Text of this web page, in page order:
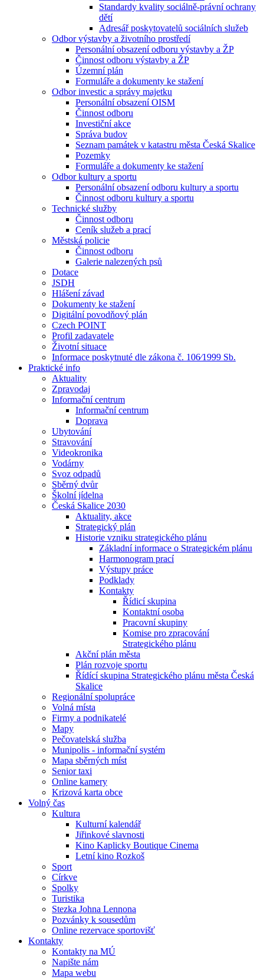
Standardy kvality sociálně-právní ochrany
dětí
Adresář poskytovatelů sociálních služeb
Odbor výstavby a životního prostředí
Personální obsazení odboru výstavby a ŽP
Činnost odboru výstavby a ŽP
Územní plán
Formuláře a dokumenty ke stažení
Odbor investic a správy majetku
Personální obsazení OISM
Činnost odboru
Investiční akce
Správa budov
Seznam památek v katastru města Česká Skalice
Pozemky
Formuláře a dokumenty ke stažení
Odbor kultury a sportu
Personální obsazení odboru kultury a sportu
Činnost odboru kultury a sportu
Technické služby
Činnost odboru
Ceník služeb a prací
Městská policie
Činnost odboru
Galerie nalezených psů
Dotace
JSDH
Hlášení závad
Dokumenty ke stažení
Digitální povodňový plán
Czech POINT
Profil zadavatele
Životní situace
Informace poskytnuté dle zákona č. 106⁄1999 Sb.
Praktické info
Aktuality
Zpravodaj
Informační centrum
Informační centrum
Doprava
Ubytování
Stravování
Videokronika
Vodárny
Svoz odpadů
Sběrný dvůr
Školní jídelna
Česká Skalice 2030
Aktuality, akce
Strategický plán
Historie vzniku strategického plánu
Základní informace o Strategickém plánu
Harmonogram prací
Výstupy práce
Podklady
Kontakty
Řídicí skupina
Kontaktní osoba
Pracovní skupiny
Komise pro zpracování
Strategického plánu
Akční plán města
Plán rozvoje sportu
Řídící skupina Strategického plánu města Česká
Skalice
Regionální spolupráce
Volná místa
Firmy a podnikatelé
Mapy
Pečovatelská služba
Munipolis - informační systém
Mapa sběrných míst
Senior taxi
Online kamery
Krizová karta obce
Volný čas
Kultura
Kulturní kalendář
Jiřinkové slavnosti
Kino Kaplicky Boutique Cinema
Letní kino Rozkoš
Sport
Církve
Spolky
Turistika
Stezka Johna Lennona
Pozvánky k sousedům
Online rezervace sportovišť
Kontakty
Kontakty na MÚ
Napište nám
Mapa webu